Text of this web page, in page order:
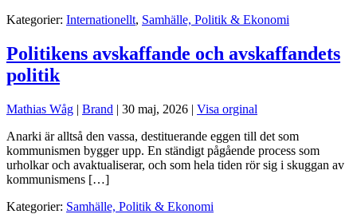
Kategorier: Internationellt, Samhälle, Politik & Ekonomi
Politikens avskaffande och avskaffandets
politik
Mathias Wåg | Brand | 30 maj, 2026 | Visa orginal
Anarki är alltså den vassa, destituerande eggen till det som
kommunismen bygger upp. En ständigt pågående process som
urholkar och avaktualiserar, och som hela tiden rör sig i skuggan av
kommunismens […]
Kategorier: Samhälle, Politik & Ekonomi